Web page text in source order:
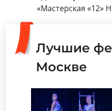
«Мастерская «12»
Лучшие
Москве